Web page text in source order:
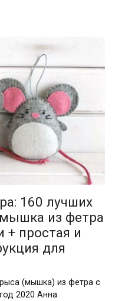
160 лучших
из фетра
+ простая и
для
(мышка) из фетра с
2020 Анна